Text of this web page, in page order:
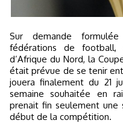
Sur demande formulée par plusieurs présidents de
fédérations de
d’Afrique du Nord, la
était prévue de se tenir
jouera finalement du 21
semaine souhaitée en
prenait fin seulement une
début de la compétition.